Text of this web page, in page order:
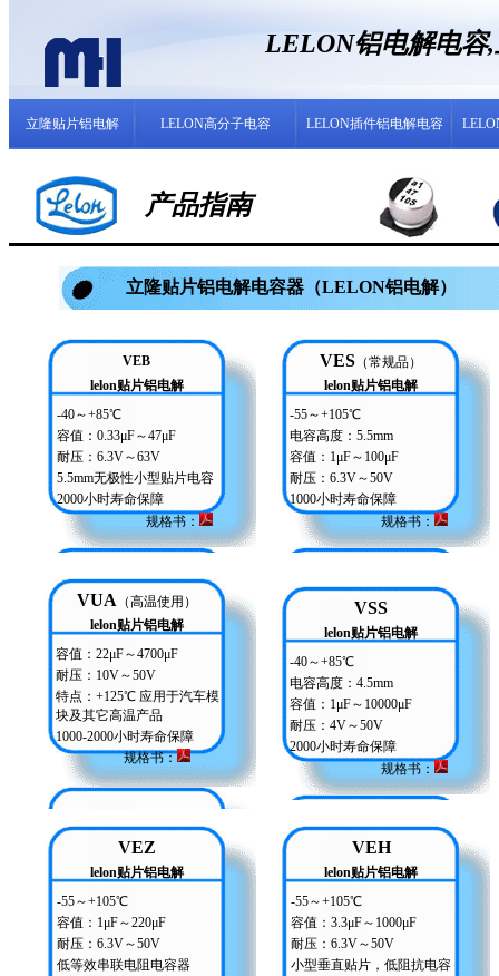
LELON铝电解电容
立隆贴片铝电解 LELON高分子电容 LELON插件铝电解电容
产品指南
立隆贴片铝电解电容器（LELON铝电解）
VEB
lelon贴片铝电解
-40～+85℃
容值：0.33μF～47μF
耐压：6.3V～63V
5.5mm无极性小型贴片电容
2000小时寿命保障
规格书：
VES（常规品）
lelon贴片铝电解
-55～+105℃
电容高度：5.5mm
容值：1μF～100μF
耐压：6.3V～50V
1000小时寿命保障
规格书：
VUA （高温使用）
lelon贴片铝电解
容值：22μF～4700μF
耐压：10V～50V
特点：+125℃ 应用于汽车模
块及其它高温产品
1000-2000小时寿命保障
规格书：
VSS
lelon贴片铝电解
-40～+85℃
电容高度：4.5mm
容值：1μF～10000μF
耐压：4V～50V
2000小时寿命保障
规格书：
VEZ
lelon贴片铝电解
-55～+105℃
容值：1μF～220μF
耐压：6.3V～50V
低等效串联电阻电容器
VEH
lelon贴片铝电解
-55～+105℃
容值：3.3μF～1000μF
耐压：6.3V～50V
小型垂直贴片，低阻抗电容